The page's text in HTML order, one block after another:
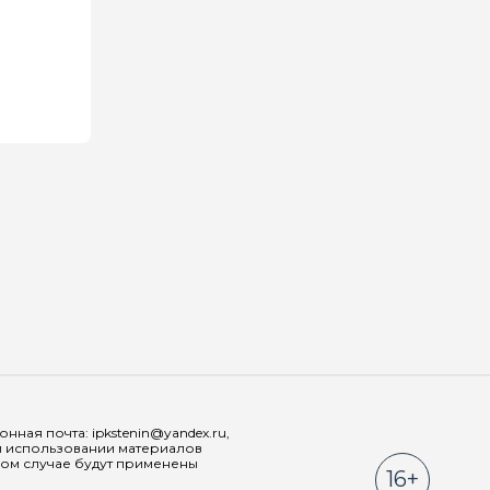
почта: ipkstenin@yandex.ru,
материалов
случае будут применены
16+